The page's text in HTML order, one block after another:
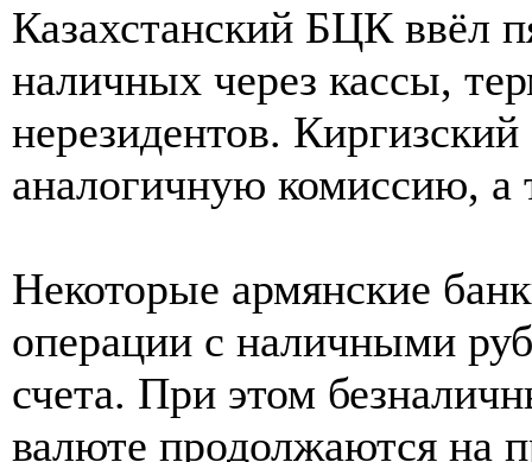
Казахстанский БЦК ввёл
наличных через кассы,
нерезидентов.
аналогичную комиссию, а
Некоторые армянские
операции с наличными
счета. При этом
валюте продолжаются на